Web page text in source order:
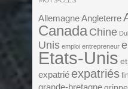
Allemagne Angleterre
Canada Chine
Unis emploi entrepreneur
Etats-Unis
expatrié expatriés